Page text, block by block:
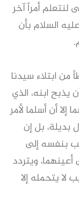
لنتعلم أمراً آخر
السلام بأن
من ابتلاء سيدنا
يذبح ابنه، الذي
أن أسلما لأمر
بديلة، بل إن
بنفسه إلى
ويتردد
لا يتحمله إلا